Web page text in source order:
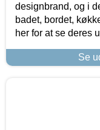
designbrand, og i
badet, bordet,
her for at se deres
Se